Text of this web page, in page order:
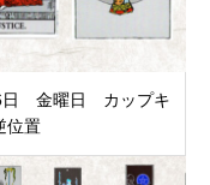
日 金曜日 カップキ
位置